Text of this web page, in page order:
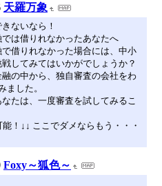
天羅万象
ないなら！
は借りれなかったあなたへ
借りれなかった場合には、中小
してみてはいかがでしょうか？
の中から、独自審査の会社をわ
ました。
たは、一度審査を試してみるこ
！↓↓ ここでダメならもう・・・
Foxy～狐色～